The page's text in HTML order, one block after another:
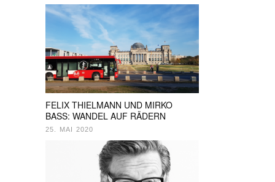
FELIX THIELMANN UND MIRKO
BASS: WANDEL AUF RÄDERN
25. MAI 2020